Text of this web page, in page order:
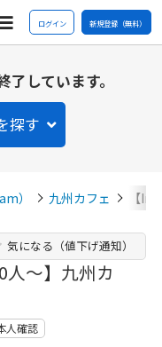
ログイン 新規登録（無料）
しています。
探す
） 九州カフェ 【
人〜】九州カ
気になる（値下げ通知）
人確認